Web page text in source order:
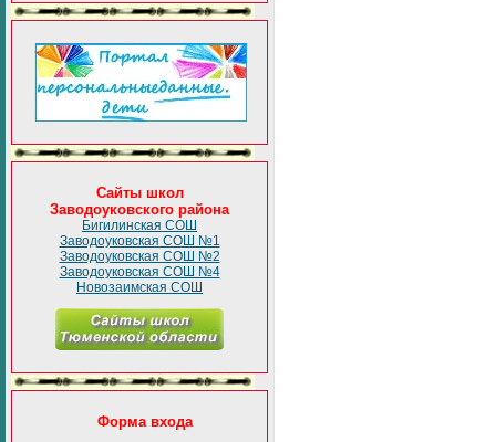
Сайты школ
Заводоуковского района
Бигилинская СОШ
Заводоуковская СОШ №1
Заводоуковская СОШ №2
Заводоуковская СОШ №4
Новозаимская СОШ
Форма входа